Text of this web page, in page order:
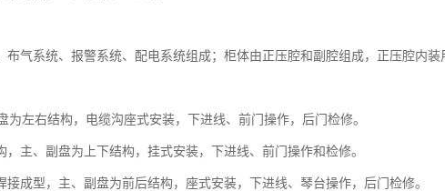
布气系统、报警系统、配电系统组成；柜体由正压腔和副腔组成，正压腔内
为左右结构，电缆沟座式安装，下进线、前门操作，后门检修。
主、副盘为上下结构，挂式安装，下进线、前门操作和检修。
成型，主、副盘为前后结构，座式安装，下进线、琴台操作，后门检修。